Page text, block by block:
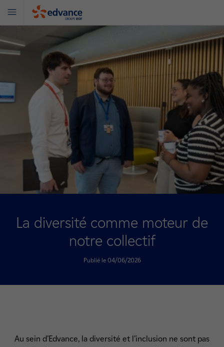
Edvance
Menu
La diversité comme moteur de
notre collectif
Publié le 04/06/2026
Au sein d’Edvance, la diversité et l’inclusion ne sont pas